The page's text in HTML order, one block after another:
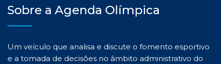
Sobre a Agenda Olímpica
Um veículo que analisa e discute o fomento esportivo
e a tomada de decisões no âmbito administrativo do